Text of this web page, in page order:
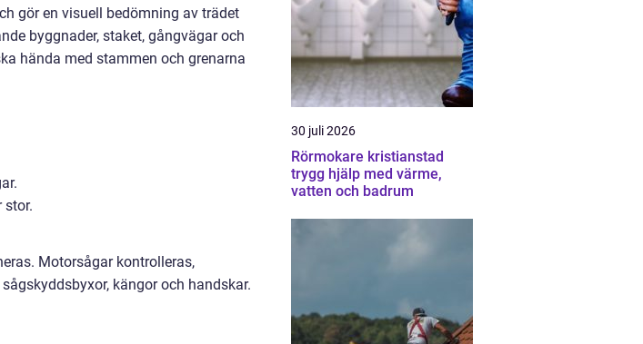
gör en visuell bedömning av trädet
byggnader, staket, gångvägar och
hända med stammen och grenarna
stor.
Motorsågar kontrolleras,
kängor och handskar.
30 juli 2026
Rörmokare kristianstad
trygg hjälp med värme,
vatten och badrum